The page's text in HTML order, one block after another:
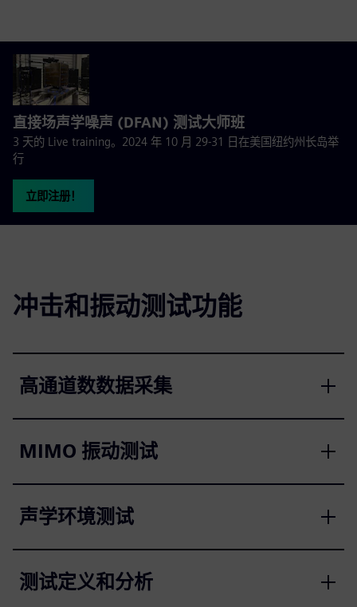
直接场声学噪声 (DFAN) 测试大师班
3 天的 Live training。2024 年 10 月 29-31 日在美国纽约州长岛举
行
立即注册！
冲击和振动测试功能
高通道数数据采集
MIMO 振动测试
声学环境测试
测试定义和分析